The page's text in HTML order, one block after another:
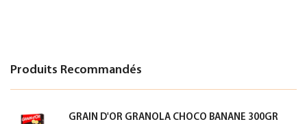
Produits Recommandés
GRAIN D'OR GRANOLA CHOCO BANANE 300GR